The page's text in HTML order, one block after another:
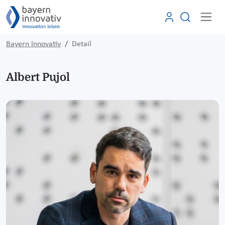
Bayern Innovativ Detail
Albert Pujol